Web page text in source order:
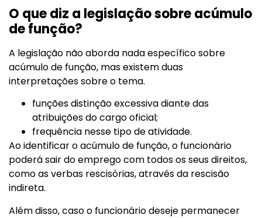
O que diz a legislação sobre acúmulo
de função?
A legislação não aborda nada específico sobre
acúmulo de função, mas existem duas
interpretações sobre o tema.
funções distinção excessiva diante das
atribuições do cargo oficial;
frequência nesse tipo de atividade.
Ao identificar o acúmulo de função, o funcionário
poderá sair do emprego com todos os seus direitos,
como as verbas rescisórias, através da rescisão
indireta.
Além disso, caso o funcionário deseje permanecer